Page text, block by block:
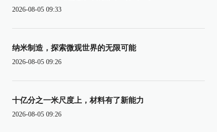
2026-08-05 09:33
纳米制造，探索微观世界的无限可能
2026-08-05 09:26
十亿分之一米尺度上，材料有了新能力
2026-08-05 09:26